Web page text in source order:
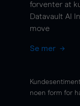
forventer at
Datavault AI
move
Se mer
noen form for